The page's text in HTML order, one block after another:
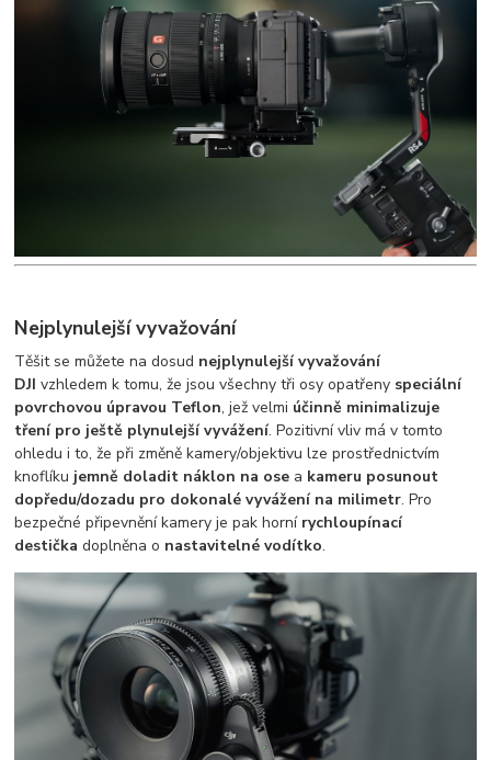
Nejplynulejší vyvažování
Těšit se můžete na dosud nejplynulejší vyvažování
DJI vzhledem k tomu, že jsou všechny tři osy opatřeny speciální
povrchovou úpravou Teflon, jež velmi účinně minimalizuje
tření pro ještě plynulejší vyvážení. Pozitivní vliv má v tomto
ohledu i to, že při změně kamery/objektivu lze prostřednictvím
knoflíku jemně doladit náklon na ose a kameru posunout
dopředu/dozadu pro dokonalé vyvážení na milimetr. Pro
bezpečné připevnění kamery je pak horní rychloupínací
destička doplněna o nastavitelné vodítko.